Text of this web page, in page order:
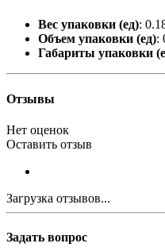
Вес упаковки (ед):
Объем упаковки (ед):
Габариты упаковки
Отзывы
Нет оценок
Оставить отзыв
Загрузка отзывов...
Задать вопрос